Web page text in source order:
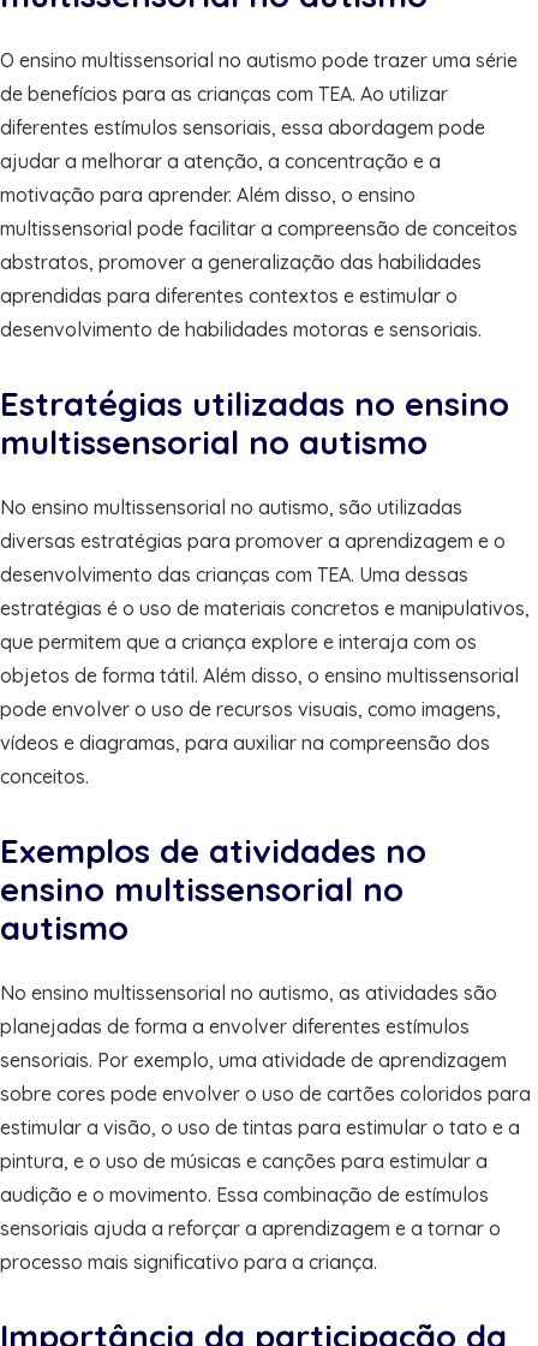
O ensino multissensorial no autismo pode trazer uma série
de benefícios para as crianças com TEA. Ao utilizar
diferentes estímulos sensoriais, essa abordagem pode
ajudar a melhorar a atenção, a concentração e a
motivação para aprender. Além disso, o ensino
multissensorial pode facilitar a compreensão de conceitos
abstratos, promover a generalização das habilidades
aprendidas para diferentes contextos e estimular o
desenvolvimento de habilidades motoras e sensoriais.
Estratégias utilizadas no ensino
multissensorial no autismo
No ensino multissensorial no autismo, são utilizadas
diversas estratégias para promover a aprendizagem e o
desenvolvimento das crianças com TEA. Uma dessas
estratégias é o uso de materiais concretos e manipulativos,
que permitem que a criança explore e interaja com os
objetos de forma tátil. Além disso, o ensino multissensorial
pode envolver o uso de recursos visuais, como imagens,
vídeos e diagramas, para auxiliar na compreensão dos
conceitos.
Exemplos de atividades no
ensino multissensorial no
autismo
No ensino multissensorial no autismo, as atividades são
planejadas de forma a envolver diferentes estímulos
sensoriais. Por exemplo, uma atividade de aprendizagem
sobre cores pode envolver o uso de cartões coloridos para
estimular a visão, o uso de tintas para estimular o tato e a
pintura, e o uso de músicas e canções para estimular a
audição e o movimento. Essa combinação de estímulos
sensoriais ajuda a reforçar a aprendizagem e a tornar o
processo mais significativo para a criança.
Importância da participação da